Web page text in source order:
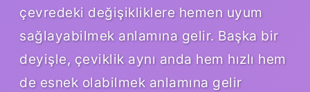
çevredeki değişikliklere hemen uyum
sağlayabilmek anlamına gelir. Başka bir
deyişle, çeviklik aynı anda hem hızlı hem
de esnek olabilmek anlamına gelir